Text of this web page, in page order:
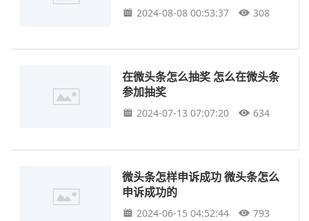
2024-08-08 00:53:37 308
在微头条怎么抽奖 怎么在微头条
参加抽奖
2024-07-13 07:07:20 634
微头条怎样申诉成功 微头条怎么
申诉成功的
2024-06-15 04:52:44 793